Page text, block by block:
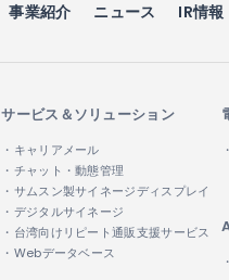
事業紹介 ニュース IR情報
サービス＆ソリューション
・キャリアメール
・チャット・動態管理
・サムスン製サイネージディスプレイ
・デジタルサイネージ
・台湾向けリピート通販支援サービス
・Webデータベース